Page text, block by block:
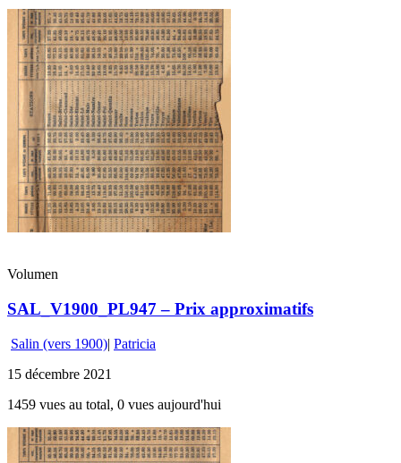
Volumen
SAL_V1900_PL947 – Prix approximatifs
Salin (vers 1900)| Patricia
15 décembre 2021
1459 vues au total, 0 vues aujourd'hui